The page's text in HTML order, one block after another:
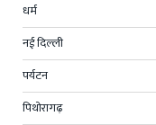
धर्म
नई दिल्ली
पर्यटन
पिथोरागढ़